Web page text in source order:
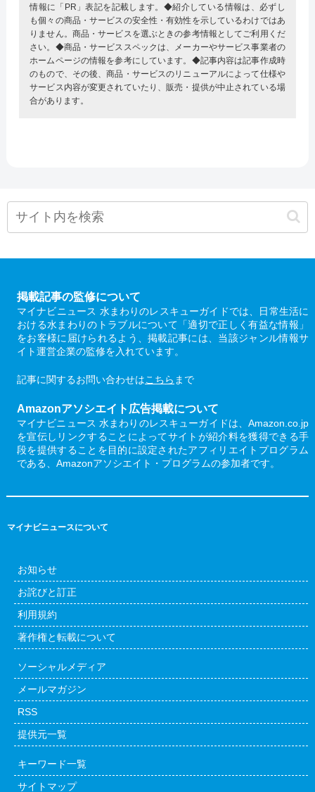
情報に「PR」表記を記載します。◆紹介している情報は、必ずし
も個々の商品・サービスの安全性・有効性を示しているわけではあ
りません。商品・サービスを選ぶときの参考情報としてご利用くだ
さい。◆商品・サービススペックは、メーカーやサービス事業者の
ホームページの情報を参考にしています。◆記事内容は記事作成時
のもので、その後、商品・サービスのリニューアルによって仕様や
サービス内容が変更されていたり、販売・提供が中止されている場
合があります。
掲載記事の監修について
マイナビニュース 水まわりのレスキューガイドでは、日常生活に
おける水まわりのトラブルについて「適切で正しく有益な情報」
をお客様に届けられるよう、掲載記事には、当該ジャンル情報サ
イト運営企業の監修を入れています。
記事に関するお問い合わせはこちら まで
Amazonアソシエイト広告掲載について
マイナビニュース 水まわりのレスキューガイドは、Amazon.co.jp
を宣伝しリンクすることによってサイトが紹介料を獲得できる手
段を提供することを目的に設定されたアフィリエイトプログラム
である、Amazonアソシエイト・プログラムの参加者です。
マイナビニュースについて
お知らせ
お詫びと訂正
利用規約
著作権と転載について
ソーシャルメディア
メールマガジン
RSS
提供元一覧
キーワード一覧
サイトマップ